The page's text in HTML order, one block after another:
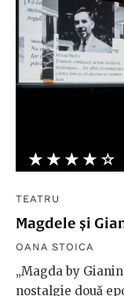
★★★★★
☆☆☆☆☆
TEATRU
Magdele și
OANA STOICA
„Magda by
nostalgie două